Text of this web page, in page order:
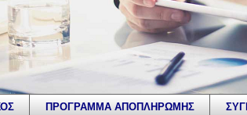
ΠΡΟΓΡΑΜΜΑ ΑΠΟΠΛΗΡΩΜΗΣ